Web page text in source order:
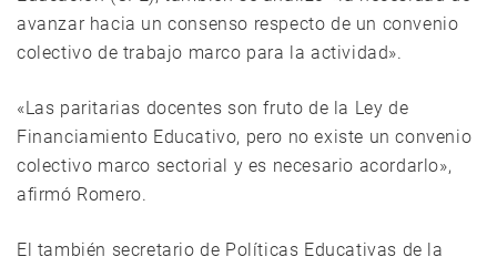
avanzar hacia un consenso respecto de un convenio
colectivo de trabajo marco para la actividad».
«Las paritarias docentes son fruto de la Ley de
Financiamiento Educativo, pero no existe un convenio
colectivo marco sectorial y es necesario acordarlo»,
afirmó Romero.
El también secretario de Políticas Educativas de la